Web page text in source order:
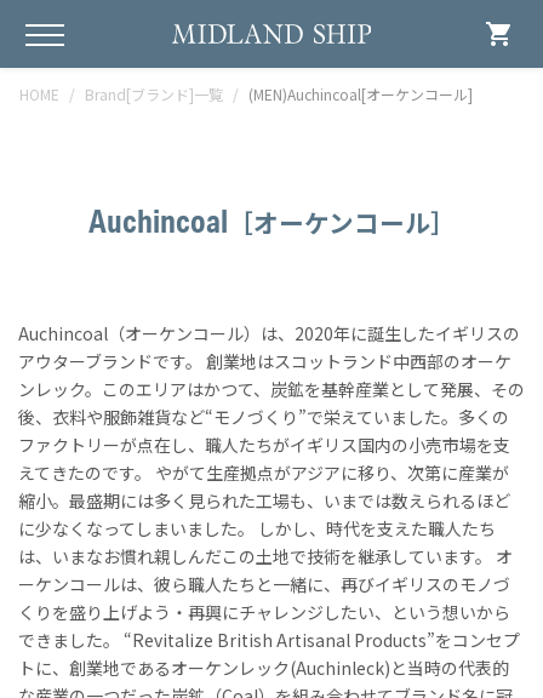
shopping_cart
HOME Brand[ブランド]一覧 (MEN)Auchincoal[オーケンコール]
Auchincoal ［オーケンコール］
Auchincoal（オーケンコール）は、2020年に誕生したイギリスの
アウターブランドです。 創業地はスコットランド中西部のオーケ
ンレック。このエリアはかつて、炭鉱を基幹産業として発展、その
後、衣料や服飾雑貨など“モノづくり”で栄えていました。多くの
ファクトリーが点在し、職人たちがイギリス国内の小売市場を支
えてきたのです。 やがて生産拠点がアジアに移り、次第に産業が
縮小。最盛期には多く見られた工場も、いまでは数えられるほど
に少なくなってしまいました。 しかし、時代を支えた職人たち
は、いまなお慣れ親しんだこの土地で技術を継承しています。 オ
ーケンコールは、彼ら職人たちと一緒に、再びイギリスのモノづ
くりを盛り上げよう・再興にチャレンジしたい、という想いから
できました。 “Revitalize British Artisanal Products”をコンセプ
トに、創業地であるオーケンレック(Auchinleck)と当時の代表的